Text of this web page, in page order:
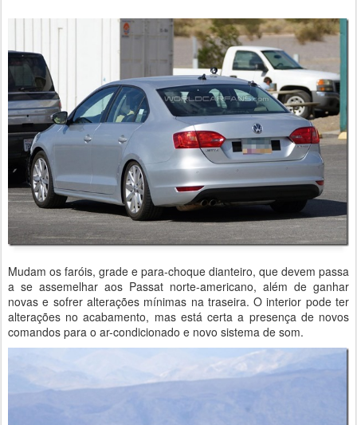
Mudam os faróis, grade e para-choque dianteiro, que devem passa
a se assemelhar aos Passat norte-americano, além de ganhar
novas e sofrer alterações mínimas na traseira. O interior pode ter
alterações no acabamento, mas está certa a presença de novos
comandos para o ar-condicionado e novo sistema de som.